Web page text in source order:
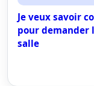
Je veux savoir
pour demander
salle